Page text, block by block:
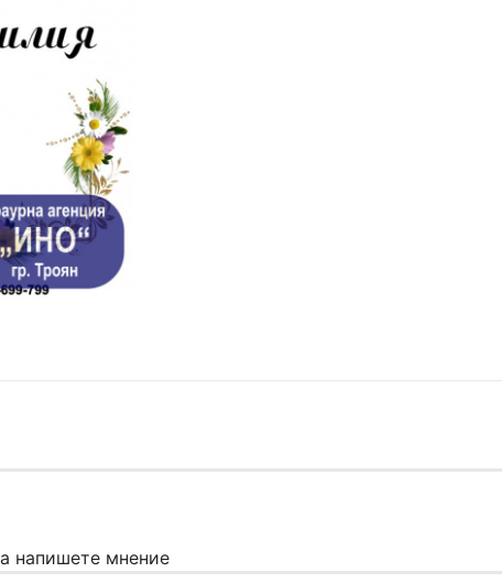
напишете мнение